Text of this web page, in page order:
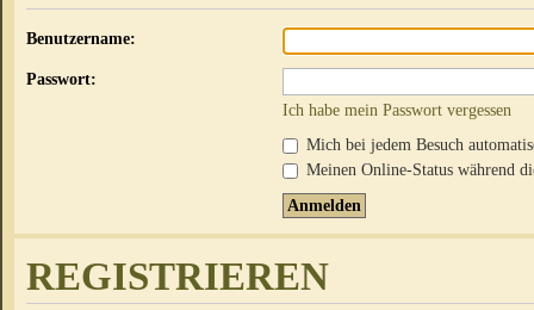
Benutzername:
Passwort:
Ich habe mein Passwort vergessen
Mich bei jedem Besuch
Meinen Online-Status während
REGISTRIEREN